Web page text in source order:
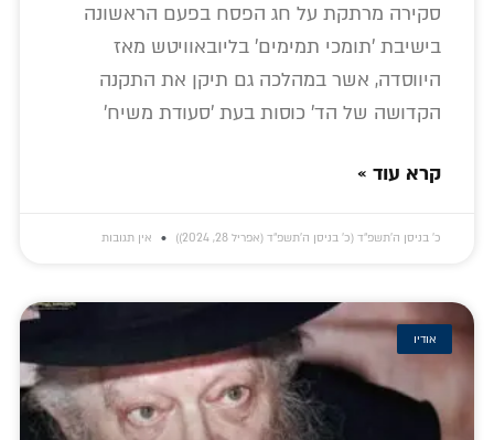
סקירה מרתקת על חג הפסח בפעם הראשונה
בישיבת 'תומכי תמימים' בליובאוויטש מאז
היווסדה, אשר במהלכה גם תיקן את התקנה
הקדושה של הד' כוסות בעת 'סעודת משיח'
קרא עוד »
כ׳ בניסן ה׳תשפ״ד (כ׳ בניסן ה׳תשפ״ד (אפריל 28, 2024)) אין תגובות
אודיו